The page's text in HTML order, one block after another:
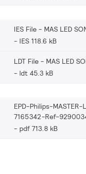
IES File - MAS LED
IES 118.6 kB
LDT File - MAS LED
ldt 45.3 kB
EPD-Philips-
7165342-Ref-
pdf 713.8 kB